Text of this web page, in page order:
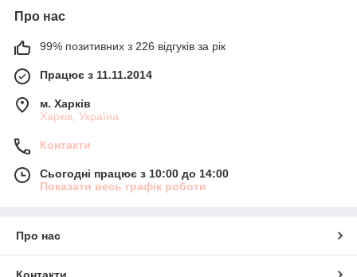
Про нас
99% позитивних з 226 відгуків за рік
Працює з 11.11.2014
м. Харків
Харків, Україна
Контакти
Сьогодні працює з 10:00 до 14:00
Показати весь графік роботи
Про нас